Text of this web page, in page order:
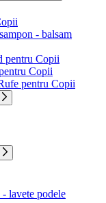
- balsam
pentru Copii
Copii
pentru Copii
lavete podele